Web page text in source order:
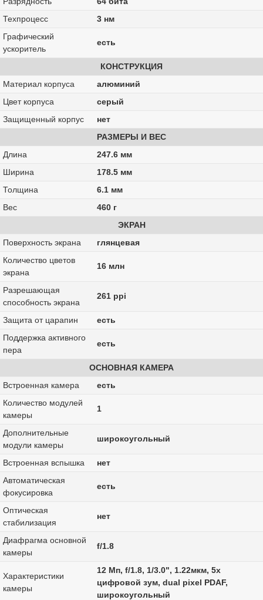
Техпроцесс
3 нм
Графический
ускоритель
есть
КОНСТРУКЦИЯ
Материал корпуса
алюминий
Цвет корпуса
серый
Защищенный корпус
нет
РАЗМЕРЫ И ВЕС
Длина
247.6 мм
Ширина
178.5 мм
Толщина
6.1 мм
Вес
460 г
ЭКРАН
Поверхность экрана
глянцевая
Количество цветов
экрана
16 млн
Разрешающая
способность экрана
261 ppi
Защита от царапин
есть
Поддержка активного
пера
есть
ОСНОВНАЯ КАМЕРА
Встроенная камера
есть
Количество модулей
камеры
1
Дополнительные
модули камеры
широкоугольный
Встроенная вспышка
нет
Автоматическая
фокусировка
есть
Оптическая
стабилизация
нет
Диафрагма основной
камеры
f/1.8
Характеристики
камеры
12 Мп, f/1.8, 1/3.0", 1.22мкм, 5x
цифровой зум, dual pixel PDAF,
широкоугольный